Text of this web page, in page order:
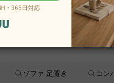
ソファ 足置き コン